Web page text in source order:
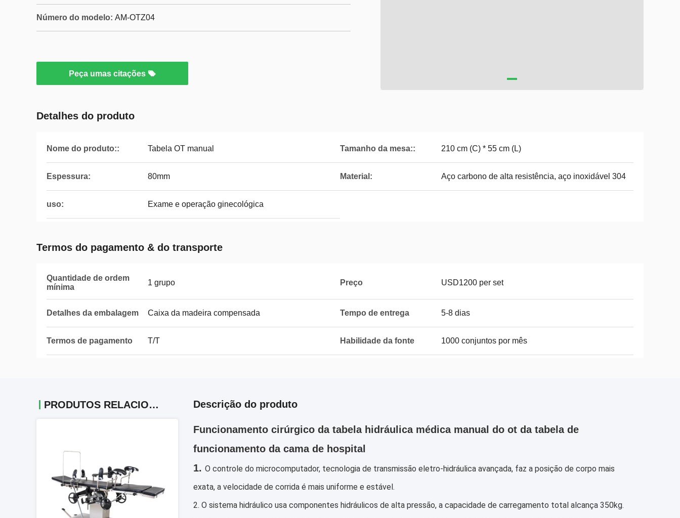
Número do modelo: AM-OTZ04
Peça umas citações
Detalhes do produto
Nome do produto:: Tabela OT manual Tamanho da mesa:: 210 cm (C) * 55 cm (L)
Espessura: 80mm Material: Aço carbono de alta resistência, aço inoxidável 304
uso: Exame e operação ginecológica
Termos do pagamento & do transporte
Quantidade de ordem
mínima
1 grupo Preço USD1200 per set
Detalhes da embalagem Caixa da madeira compensada Tempo de entrega 5-8 dias
Termos de pagamento T/T Habilidade da fonte 1000 conjuntos por mês
PRODUTOS RELACIONADOS Descrição do produto
Funcionamento cirúrgico da tabela hidráulica médica manual do ot da tabela de
funcionamento da cama de hospital
1. O controle do microcomputador, tecnologia de transmissão eletro-hidráulica avançada, faz a posição de corpo mais
exata, a velocidade de corrida é mais uniforme e estável.
2. O sistema hidráulico usa componentes hidráulicos de alta pressão, a capacidade de carregamento total alcança 350kg.